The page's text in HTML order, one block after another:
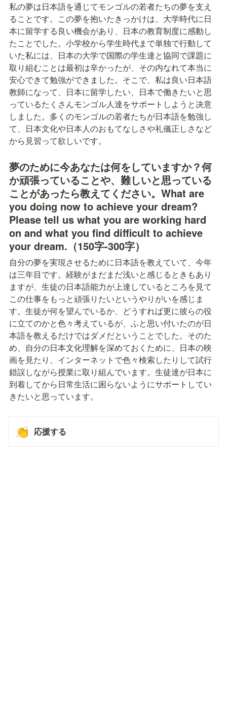
私の夢は日本語を通じてモンゴルの若者たちの夢を支え
ることです。この夢を抱いたきっかけは、大学時代に日
本に留学する良い機会があり、日本の教育制度に感動し
たことでした。小学校から学生時代まで単独で行動して
いた私には、日本の大学で国際の学生達と協同で課題に
取り組むことは最初は辛かったが、その内なれて本当に
安心できて勉強ができました。そこで、私は良い日本語
教師になって、日本に留学したい、日本で働きたいと思
っているたくさんモンゴル人達をサポートしようと决意
しました。多くのモンゴルの若者たちが日本語を勉強し
て、日本文化や日本人のおもてなしさや礼儀正しさなど
から見習って欲しいです。
夢のために今あなたは何をしていますか？何
か頑張っていることや、難しいと思っている
ことがあったら教えてください。What are
you doing now to achieve your dream?
Please tell us what you are working hard
on and what you find difficult to achieve
your dream.（150字-300字）
自分の夢を実現させるために日本語を教えていて、今年
は三年目です。経験がまだまだ浅いと感じるときもあり
ますが、生徒の日本語能力が上達しているところを見て
この仕事をもっと頑張りたいというやりがいを感じま
す。生徒が何を望んでいるか、どうすれば更に彼らの役
に立てのかと色々考えているが、ふと思い付いたのが日
本語を教えるだけではダメだということでした。そのた
め、自分の日本文化理解を深めておくために、日本の映
画を見たり、インターネットで色々検索したりして試行
錯誤しながら授業に取り組んでいます。生徒達が日本に
到着してから日常生活に困らないようにサポートしてい
きたいと思っています。
👏 応援する